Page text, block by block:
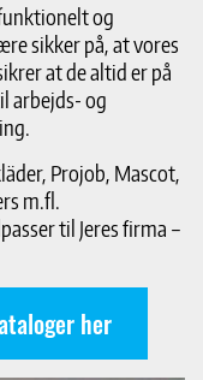
og
sikker på, at vores
at de altid er på
arbejds- og
Projob, Mascot,
m.fl.
til Jeres firma –
her